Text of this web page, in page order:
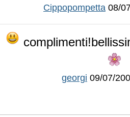
Cippopompetta 08/
georgi 09/07/